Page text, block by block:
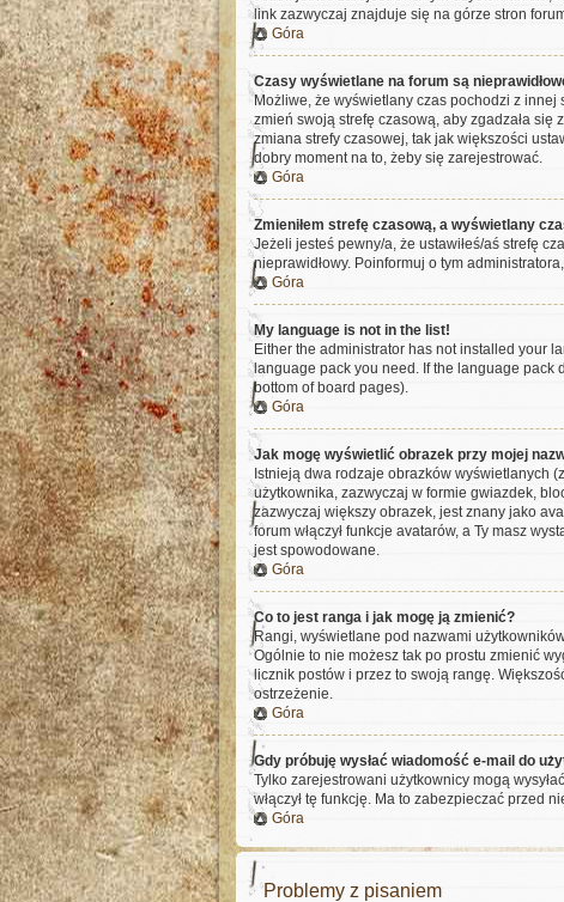
link zazwyczaj znajduje się na górze stron
Góra
Czasy wyświetlane na forum są
Możliwe, że wyświetlany czas pochodzi z innej
zmień swoją strefę czasową, aby zgadzała
zmiana strefy czasowej, tak jak większości
dobry moment na to, żeby się zarejestrować.
Góra
Zmieniłem strefę czasową, a wyświetlany
Jeżeli jesteś pewny/a, że ustawiłeś/aś strefę
nieprawidłowy. Poinformuj o tym
Góra
My language is not in the list!
Either the administrator has not installed your
language pack you need. If the language pack
bottom of board pages).
Góra
Jak mogę wyświetlić obrazek przy mojej
Istnieją dwa rodzaje obrazków wyświetlanych
użytkownika, zazwyczaj w formie gwiazdek,
zazwyczaj większy obrazek, jest znany jako
forum włączył funkcje avatarów, a Ty masz
jest spowodowane.
Góra
Co to jest ranga i jak mogę ją zmienić?
Rangi, wyświetlane pod nazwami
Ogólnie to nie możesz tak po prostu zmienić
licznik postów i przez to swoją rangę.
ostrzeżenie.
Góra
Gdy próbuję wysłać wiadomość e-mail do
Tylko zarejestrowani użytkownicy mogą
włączył tę funkcję. Ma to zabezpieczać przed
Góra
Problemy z pisaniem